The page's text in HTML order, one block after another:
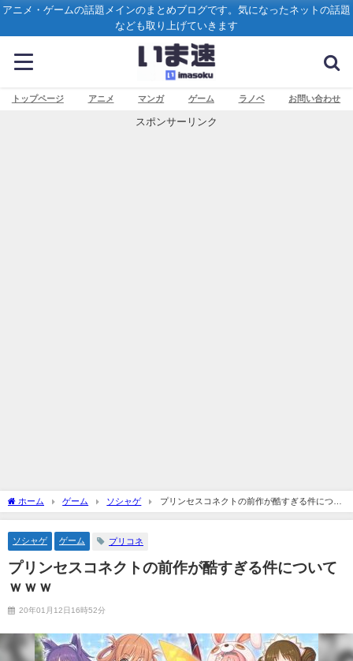
アニメ・ゲームの話題メインのまとめブログです。気になったネットの話題
なども取り上げていきます
トップページ アニメ マンガ ゲーム ラノベ お問い合わせ
スポンサーリンク
ホーム ゲーム ソシャゲ
プリンセスコネクトの前作が酷すぎる件につい
てｗｗｗ
ソシャゲ ゲーム プリコネ
プリンセスコネクトの前作が酷すぎる件について
ｗｗｗ
20年01月12日16時52分